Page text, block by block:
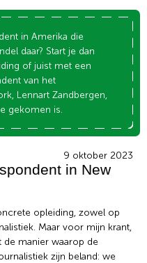
in Amerika die
daar? Start je dan
of juist met een
van het
Lennart Zandbergen,
gekomen is.
9 oktober 2023
in New
opleiding, zowel op
Maar voor mijn krant,
de manier waarop de
zijn beland: we